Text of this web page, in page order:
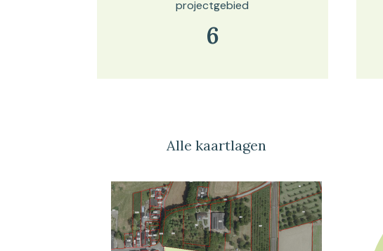
projectgebied
6
Alle kaartlagen